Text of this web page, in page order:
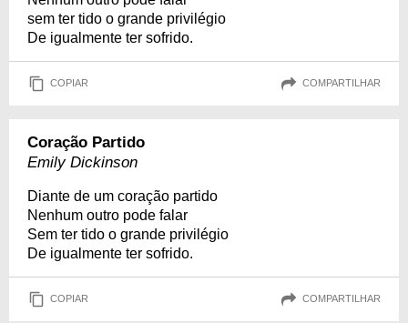
sem ter tido o grande privilégio
De igualmente ter sofrido.
COPIAR COMPARTILHAR
Coração Partido
Emily Dickinson
Diante de um coração partido
Nenhum outro pode falar
Sem ter tido o grande privilégio
De igualmente ter sofrido.
COPIAR COMPARTILHAR